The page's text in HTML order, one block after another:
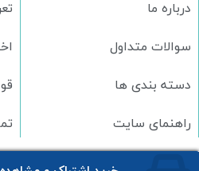
درباره ما
سوالات متداول
دسته بندی ها
راهنمای سایت